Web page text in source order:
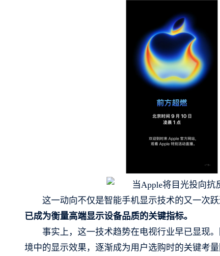
这一动向不仅是智能手机显示技术的又一次
已成为衡量高端显示设备品质的关键指标。
事实上，这一技术趋势在电视行业早已显现
境中的显示效果，逐渐成为用户选购时的关键考